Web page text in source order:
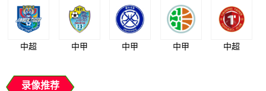
中超 中甲 中甲 中甲 中超
录像推荐